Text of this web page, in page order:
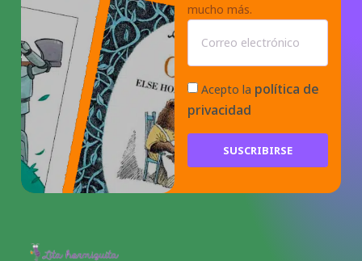
mucho más.
Acepto la política de
privacidad
SUSCRIBIRSE